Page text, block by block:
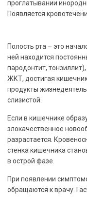
проглатывании
Появляется
Полость рта – это
ней находится
пародонтит,
ЖКТ, достигая
продукты
слизистой.
Если в кишечнике
злокачественное
разрастается.
стенка кишечника
в острой фазе.
При появлении
обращаются к врачу.